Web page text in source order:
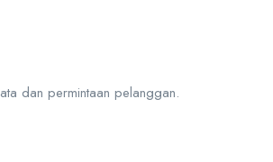
dan permintaan pelanggan.